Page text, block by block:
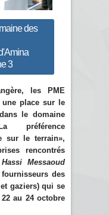
des
3
les PME
une place sur le
le domaine
préférence
sur le terrain»,
rencontrés
Hassi Messaoud
des
gaziers) qui se
au 24 octobre